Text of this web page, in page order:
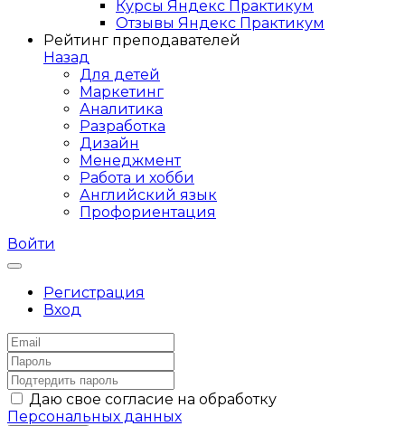
Курсы Яндекс Практикум
Отзывы Яндекс Практикум
Рейтинг преподавателей
Назад
Для детей
Маркетинг
Аналитика
Разработка
Дизайн
Менеджмент
Работа и хобби
Английский язык
Профориентация
Войти
Регистрация
Вход
Даю свое согласие на обработку
Персональных данных